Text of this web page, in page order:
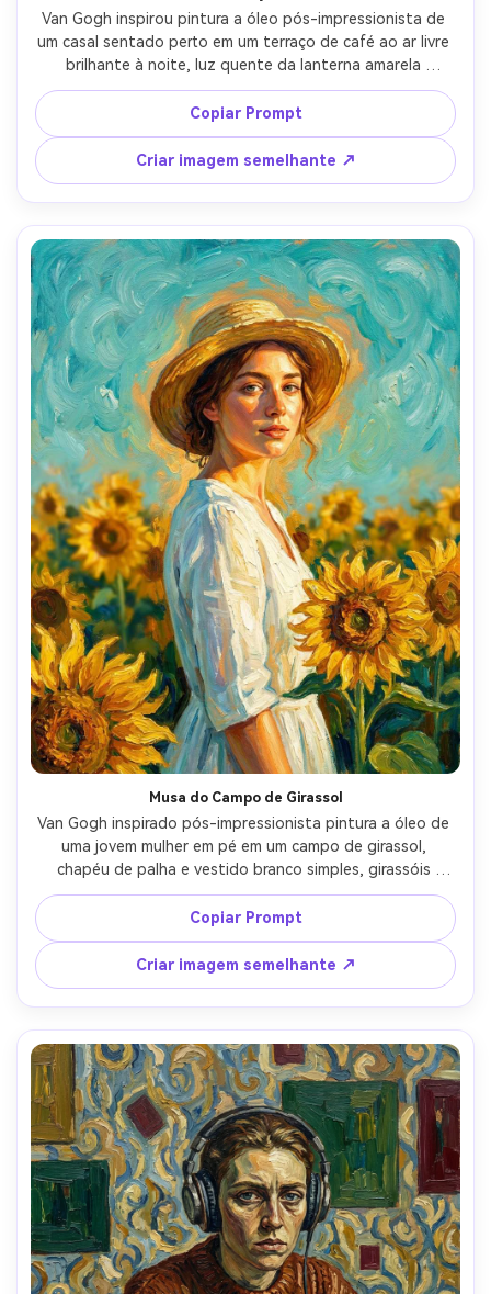
Van Gogh inspirou pintura a óleo pós-impressionista de
um casal sentado perto em um terraço de café ao ar livre
brilhante à noite, luz quente da lanterna amarela
derramando sobre ruas de paralelepípedos, sorrisos
íntimos e mãos tocando, céu ultramarino profundo com
pinceladas em redemoinho, reflexos brilhantes da janela,
rica textura de tinta impasto, contrastes de cores
vibrantes, humor romântico e nostálgico, composição
altamente detalhada, lente de 85mm, profundidade de
campo rasa-AR 4:5
Copiar Prompt
Criar imagem semelhante ↗
Musa do Campo de Girassol
Van Gogh inspirado pós-impressionista pintura a óleo de
uma jovem mulher em pé em um campo de girassol,
chapéu de palha e vestido branco simples, girassóis
pintados com impasto dourado grosso e traços
enérgicos, céu turquesa com movimento sutil em
redemoinho, efeito halo de luz solar quente, olhar suave
confiante, textura pintoresca por todo, amarelos e azuis
vívidos, bela composição de retrato equilibrada, lente de
85mm, profundidade de campo rasa-AR 4:5
Copiar Prompt
Criar imagem semelhante ↗